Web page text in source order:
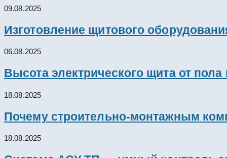
09.08.2025
Изготовление щитового
06.08.2025
Высота электрического щита от
18.08.2025
Почему строительно-монтажным
18.08.2025